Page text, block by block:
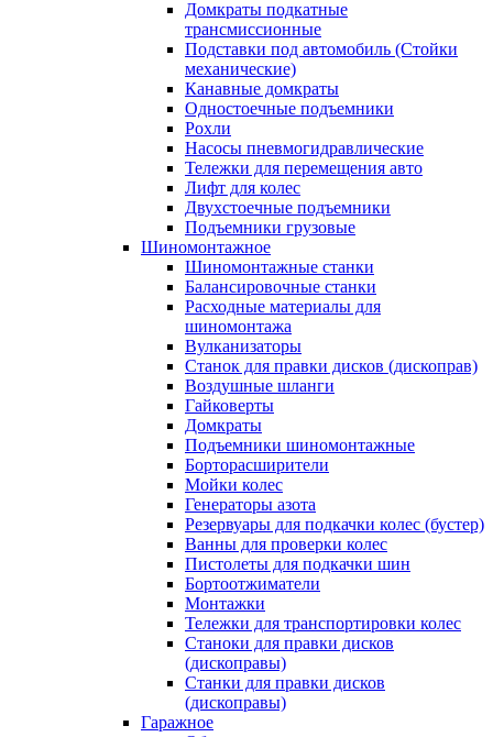
Домкраты подкатные
трансмиссионные
Подставки под автомобиль (Стойки
механические)
Канавные домкраты
Одностоечные подъемники
Рохли
Насосы пневмогидравлические
Тележки для перемещения авто
Лифт для колес
Двухстоечные подъемники
Подъемники грузовые
Шиномонтажное
Шиномонтажные станки
Балансировочные станки
Расходные материалы для
шиномонтажа
Вулканизаторы
Станок для правки дисков (дископрав)
Воздушные шланги
Гайковерты
Домкраты
Подъемники шиномонтажные
Борторасширители
Мойки колес
Генераторы азота
Резервуары для подкачки колес (бустер)
Ванны для проверки колес
Пистолеты для подкачки шин
Бортоотжиматели
Монтажки
Тележки для транспортировки колес
Станоки для правки дисков
(дископравы)
Станки для правки дисков
(дископравы)
Гаражное